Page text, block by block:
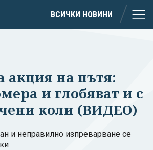
ВСИЧКИ НОВИНИ
акция на пътя:
и глобяват и с
коли (ВИДЕО)
и неправилно изпреварване се